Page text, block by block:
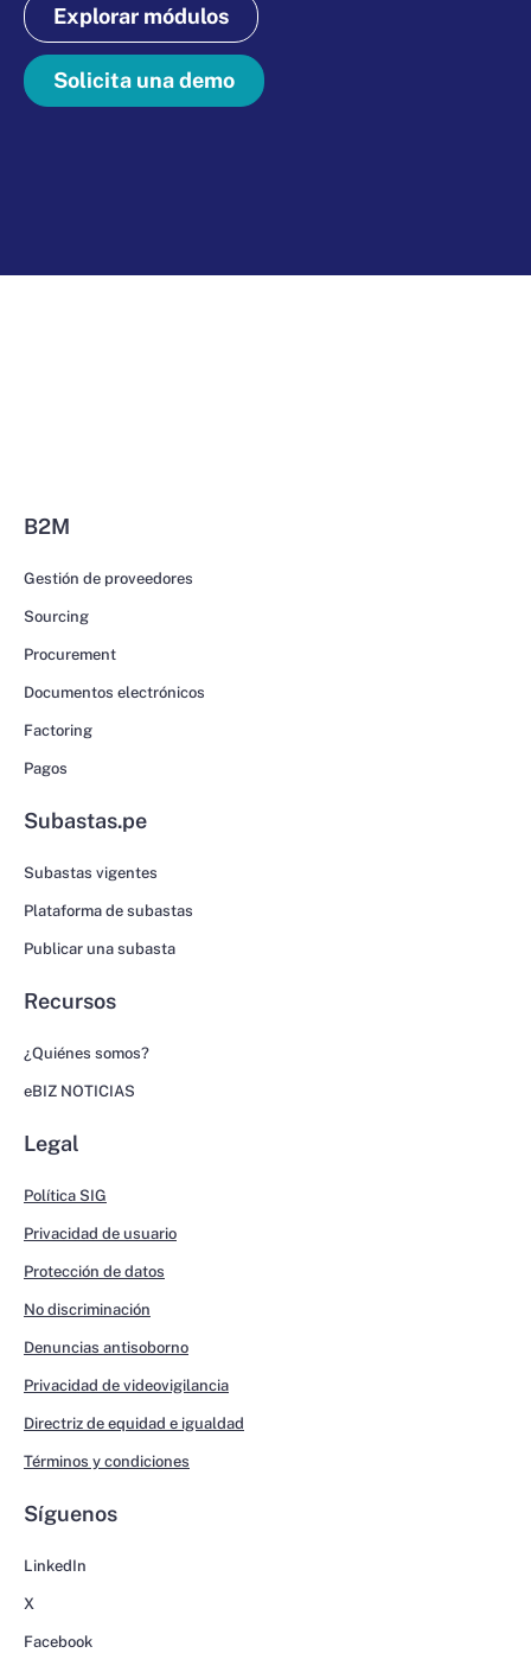
Explorar módulos
Solicita una demo
B2M
Gestión de proveedores
Sourcing
Procurement
Documentos electrónicos
Factoring
Pagos
Subastas.pe
Subastas vigentes
Plataforma de subastas
Publicar una subasta
Recursos
¿Quiénes somos?
eBIZ NOTICIAS
Legal
Política SIG
Privacidad de usuario
Protección de datos
No discriminación
Denuncias antisoborno
Privacidad de videovigilancia
Directriz de equidad e igualdad
Términos y condiciones
Síguenos
LinkedIn
X
Facebook